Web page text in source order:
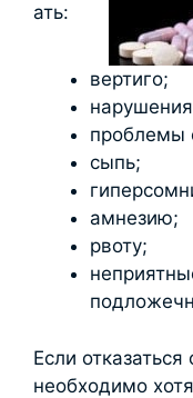
ать:
вертиго;
проблемы
сыпь;
амнезию;
рвоту;
Если
необходимо